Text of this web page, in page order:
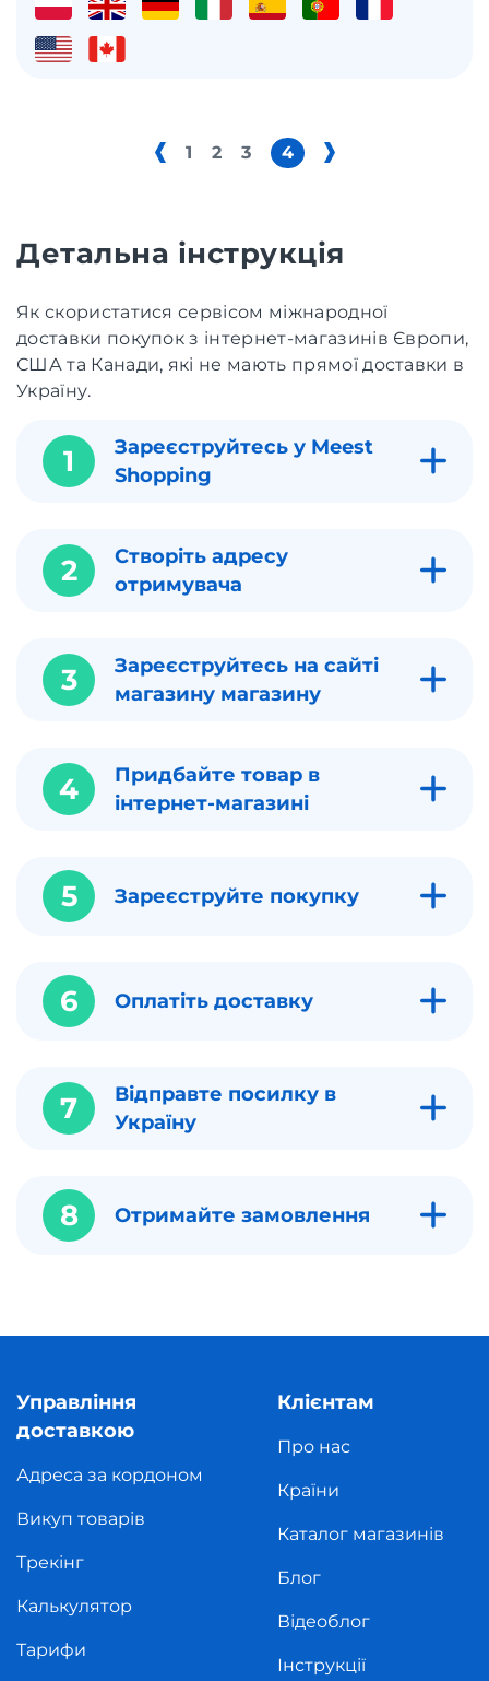
1 2 3 4
Детальна інструкція
Як скористатися сервісом міжнародної
доставки покупок з інтернет-магазинів Європи,
США та Канади, які не мають прямої доставки в
Україну.
1
Зареєструйтесь у Meest
Shopping
2
Створіть адресу
отримувача
3
Зареєструйтесь на сайті
магазину магазину
4
Придбайте товар в
інтернет-магазині
5 Зареєструйте покупку
6 Оплатіть доставку
7
Відправте посилку в
Україну
8 Отримайте замовлення
Управління
доставкою
Адреса за кордоном
Викуп товарів
Трекінг
Калькулятор
Тарифи
Клієнтам
Про нас
Країни
Каталог магазинів
Блог
Відеоблог
Інструкції